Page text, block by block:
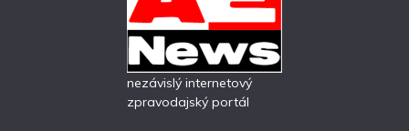
nezávislý internetový
zpravodajský portál